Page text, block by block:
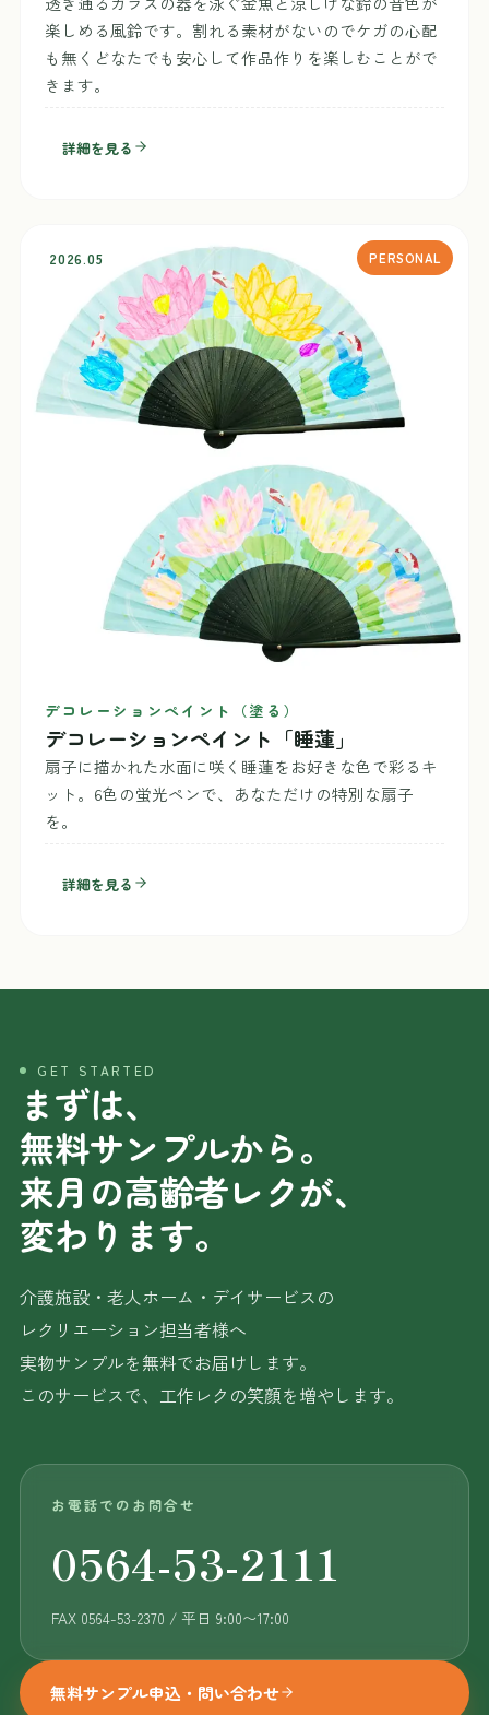
楽しめる風鈴です。割れる素材がないのでケガの心配
も無くどなたでも安心して作品作りを楽しむことがで
きます。
詳細を見る
2026.05 PERSONAL
デコレーションペイント（塗る）
デコレーションペイント「睡蓮」
扇子に描かれた水面に咲く睡蓮をお好きな色で彩るキ
ット。6色の蛍光ペンで、あなただけの特別な扇子
を。
詳細を見る
GET STARTED
まずは、
無料サンプルから。
来月の高齢者レクが、
変わります。
介護施設・老人ホーム・デイサービスの
レクリエーション担当者様へ
実物サンプルを無料でお届けします。
このサービスで、工作レクの笑顔を増やします。
お電話でのお問合せ
0564-53-2111
FAX 0564-53-2370 / 平日 9:00〜17:00
無料サンプル申込・問い合わせ